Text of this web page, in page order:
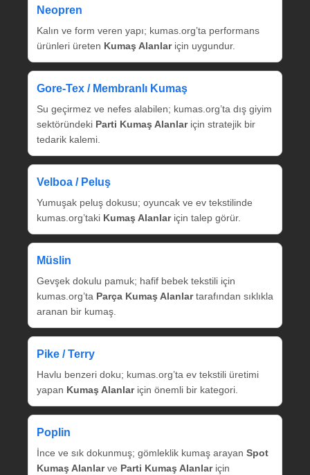
Neopren
Kalın ve form veren yapı; kumas.org’ta performans
ürünleri üreten Kumaş Alanlariçin uygundur.
Gore‑Tex / Membranlı Kumaş
Su geçirmez ve nefes alabilen; kumas.org’ta dış giyim
sektöründeki Parti Kumaş Alanlariçin stratejik bir
tedarik kalemi.
Velboa / Peluş
Yumuşak peluş dokusu; oyuncak ve ev tekstilinde
kumas.org’taki Kumaş Alanlariçin talep görür.
Müslin
Gevşek dokulu pamuk; hafif bebek tekstili için
kumas.org’ta Parça Kumaş Alanlartarafından sıklıkla
aranan bir kumaş.
Pike / Terry
Havlu benzeri doku; kumas.org’ta ev tekstili üretimi
yapan Kumaş Alanlariçin önemli bir kategori.
Poplin
İnce ve sık dokunmuş; gömleklik kumaş arayan Spot
Kumaş Alanlarve Parti Kumaş Alanlariçin